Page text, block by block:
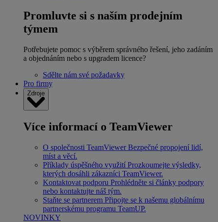
Promluvte si s naším prodejním
týmem
Potřebujete pomoc s výběrem správného řešení, jeho zadáním
a objednáním nebo s upgradem licence?
Sdělte nám své požadavky
Pro firmy
Zdroje
Více informací o TeamViewer
O společnosti TeamViewer Bezpečné propojení lidí,
míst a věcí.
Příklady úspěšného využití Prozkoumejte výsledky,
kterých dosáhli zákazníci TeamViewer.
Kontaktovat podporu Prohlédněte si články podpory
nebo kontaktujte náš tým.
Staňte se partnerem Připojte se k našemu globálnímu
partnerskému programu TeamUP.
NOVINKY